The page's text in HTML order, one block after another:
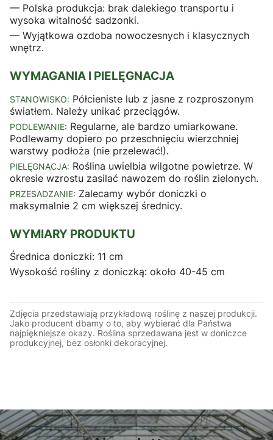
— Polska produkcja: brak dalekiego transportu i
wysoka witalność sadzonki.
— Wyjątkowa ozdoba nowoczesnych i klasycznych
wnętrz.
WYMAGANIA I PIELĘGNACJA
STANOWISKO: Półcieniste lub z jasne z rozproszonym
światłem. Należy unikać przeciągów.
PODLEWANIE: Regularne, ale bardzo umiarkowane.
Podlewamy dopiero po przeschnięciu wierzchniej
warstwy podłoża (nie przelewać!).
PIELĘGNACJA: Roślina uwielbia wilgotne powietrze. W
okresie wzrostu zasilać nawozem do roślin zielonych.
PRZESADZANIE: Zalecamy wybór doniczki o
maksymalnie 2 cm większej średnicy.
WYMIARY PRODUKTU
Średnica doniczki: 11 cm
Wysokość rośliny z doniczką: około 40-45 cm
Zdjęcia przedstawiają przykładową roślinę z naszej produkcji.
Jako producent dbamy o to, aby wybierać dla Państwa
najpiękniejsze okazy. Roślina sprzedawana jest w doniczce
produkcyjnej, bez osłonki dekoracyjnej.